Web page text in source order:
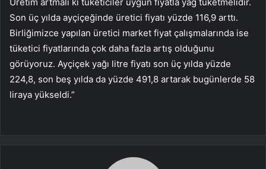
Son üç yılda ayçiçeğinde üretici fiyatı yüzde 116,9 arttı.
Birliğimizce yapılan üretici market fiyat çalışmalarında ise
tüketici fiyatlarında çok daha fazla artış olduğunu
görüyoruz. Ayçiçek yağı litre fiyatı son üç yılda yüzde
224,8, son beş yılda da yüzde 491,8 artarak bugünlerde 58
liraya yükseldi.”